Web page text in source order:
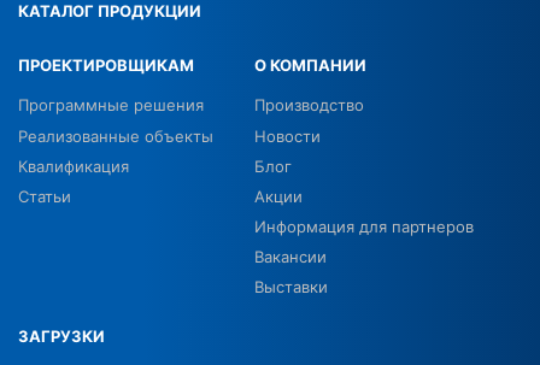
КАТАЛОГ ПРОДУКЦИИ
ПРОЕКТИРОВЩИКАМ
Программные решения
Реализованные объекты
Квалификация
Статьи
О КОМПАНИИ
Производство
Новости
Блог
Акции
Информация для партнеров
Вакансии
Выставки
ЗАГРУЗКИ